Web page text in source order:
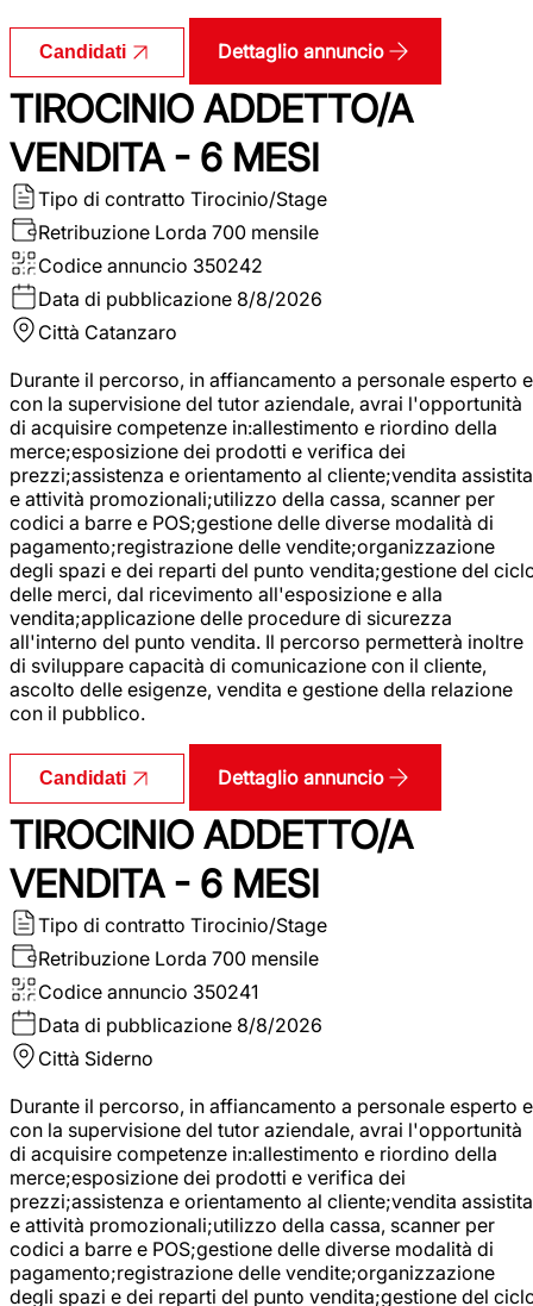
Candidati Dettaglio annuncio
TIROCINIO ADDETTO/A
VENDITA - 6 MESI
Tipo di contratto Tirocinio/Stage
Retribuzione Lorda 700 mensile
Codice annuncio 350242
Data di pubblicazione 8/8/2026
Città Catanzaro
Durante il percorso, in affiancamento a personale esperto e
con la supervisione del tutor aziendale, avrai l'opportunità
di acquisire competenze in:allestimento e riordino della
merce;esposizione dei prodotti e verifica dei
prezzi;assistenza e orientamento al cliente;vendita assistita
e attività promozionali;utilizzo della cassa, scanner per
codici a barre e POS;gestione delle diverse modalità di
pagamento;registrazione delle vendite;organizzazione
degli spazi e dei reparti del punto vendita;gestione del
delle merci, dal ricevimento all'esposizione e alla
vendita;applicazione delle procedure di sicurezza
all'interno del punto vendita. Il percorso permetterà inoltre
di sviluppare capacità di comunicazione con il cliente,
ascolto delle esigenze, vendita e gestione della relazione
con il pubblico.
Candidati Dettaglio annuncio
TIROCINIO ADDETTO/A
VENDITA - 6 MESI
Tipo di contratto Tirocinio/Stage
Retribuzione Lorda 700 mensile
Codice annuncio 350241
Data di pubblicazione 8/8/2026
Città Siderno
Durante il percorso, in affiancamento a personale esperto e
con la supervisione del tutor aziendale, avrai l'opportunità
di acquisire competenze in:allestimento e riordino della
merce;esposizione dei prodotti e verifica dei
prezzi;assistenza e orientamento al cliente;vendita assistita
e attività promozionali;utilizzo della cassa, scanner per
codici a barre e POS;gestione delle diverse modalità di
pagamento;registrazione delle vendite;organizzazione
degli spazi e dei reparti del punto vendita;gestione del